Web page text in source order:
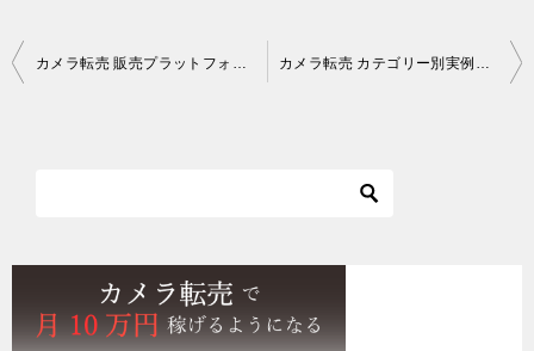
投
カメラ転売 販売プラットフォーム総合比較 カメラ転売 カテゴリー別実例解説